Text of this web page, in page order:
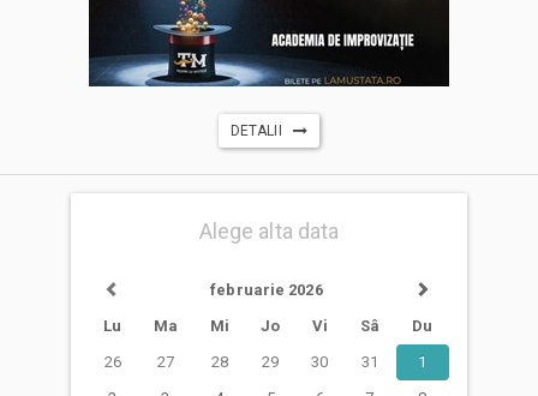
DETALII
Alege alta data
februarie 2026
Lu
Ma Mi Jo Vi Sâ
Du
26
27 28 29 30 31
1